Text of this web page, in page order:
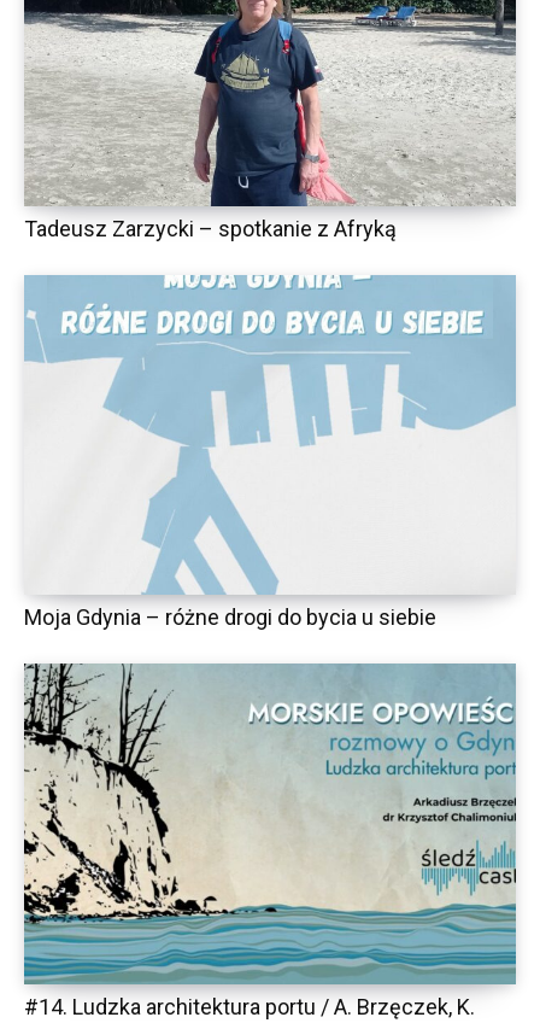
Tadeusz Zarzycki – spotkanie z Afryką
Moja Gdynia – różne drogi do bycia u siebie
#14. Ludzka architektura portu / A. Brzęczek, K.